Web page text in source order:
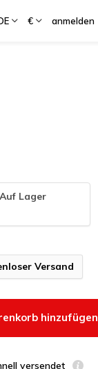
€ anmelden
Auf Lager
Versand
hinzufügen
versendet